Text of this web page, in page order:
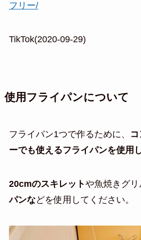
フリー/
TikTok(2020-09-29)
使用フライパンについて
フライパン1つで作るために、
ーでも使えるフライパンを使用
20cmのスキレットや魚焼きグ
パンなどを使用してください。